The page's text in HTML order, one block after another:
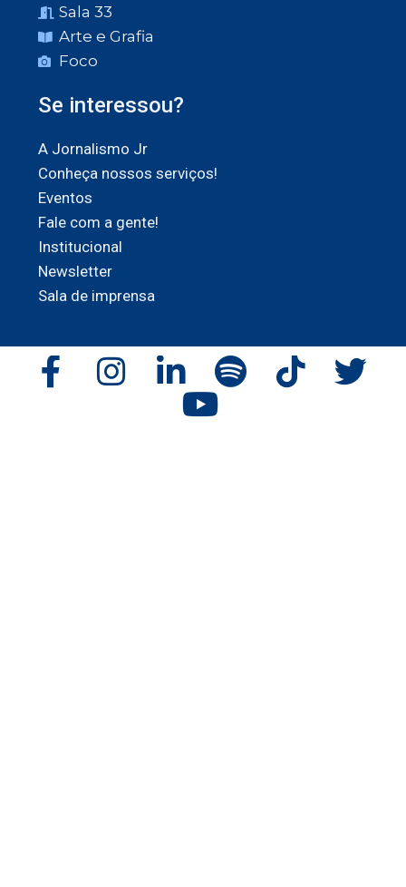
Sala 33
Arte e Grafia
Foco
Se interessou?
A Jornalismo Jr
Conheça nossos serviços!
Eventos
Fale com a gente!
Institucional
Newsletter
Sala de imprensa